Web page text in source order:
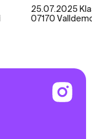
25.07.2025
07170